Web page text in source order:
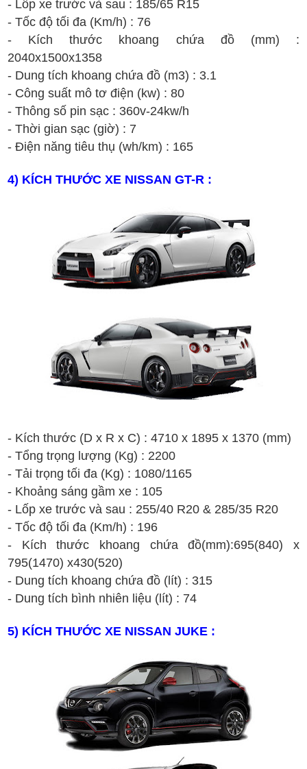
- Lốp xe trước và sau : 185/65 R15
- Tốcđộ tốiđa (Km/h) : 76
- Kích thước khoang chứa đồ (mm) :
2040x1500x1358
- Dung tích khoang chứađồ (m3) : 3.1
- Côngsuất mô tơđiện (kw) : 80
-Thông số pin sạc : 360v-24kw/h
- Thời gian sạc (giờ) : 7
-Điện năng tiêu thụ (wh/km) : 165
4) KÍCH THƯỚC XE NISSANGT-R :
- Kích thước (D x R x C) :4710 x 1895 x 1370 (mm)
- Tổng trọng lượng (Kg) : 2200
- Tải trọng tốiđa (Kg) : 1080/1165
- Khoảng sáng gầm xe : 105
- Lốp xe trước và sau : 255/40 R20 & 285/35 R20
- Tốcđộ tốiđa (Km/h) : 196
- Kích thước khoang chứa đồ(mm):695(840) x
795(1470) x430(520)
- Dung tích khoang chứađồ (lít) : 315
- Dung tích bình nhiên liệu (lít) : 74
5) KÍCH THƯỚC XE NISSANJUKE :